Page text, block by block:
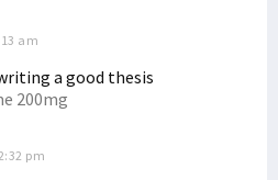
am
a good thesis
200mg
pm